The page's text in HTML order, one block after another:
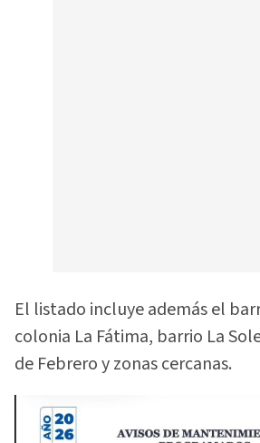
El listado incluye además el
colonia La Fátima, barrio La
de Febrero y zonas cercanas.